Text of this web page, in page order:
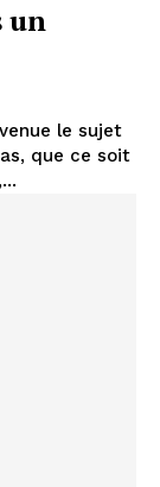
un
le sujet
que ce soit